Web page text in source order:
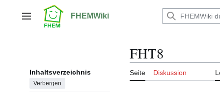
springenHauptmenü FHEMWiki
Inhaltsverzeichnis
Verbergen
FHT8
Seite Diskussion